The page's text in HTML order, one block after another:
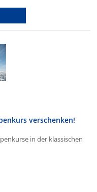
verschenken!
in der klassischen